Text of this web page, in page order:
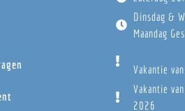
Dinsdag &
Maandag
Vakantie
Vakantie
2026